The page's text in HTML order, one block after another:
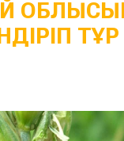
ТҰР